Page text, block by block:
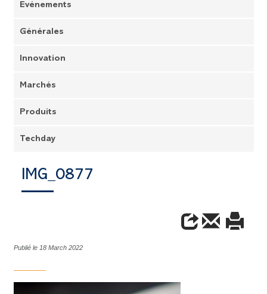
Evénements
Générales
Innovation
Marchés
Produits
Techday
IMG_0877
Publié le 18 March 2022